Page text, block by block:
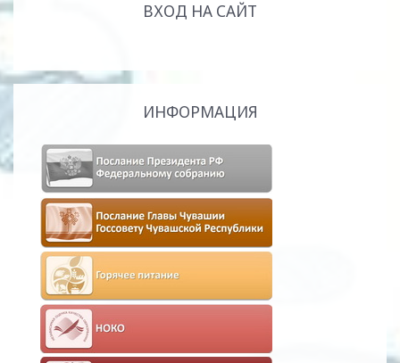
ВХОД НА САЙТ
ИНФОРМАЦИЯ